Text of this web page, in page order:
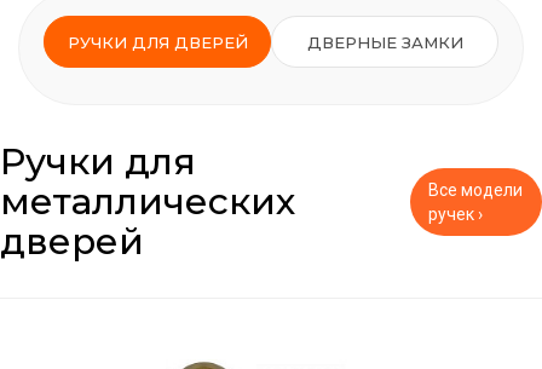
РУЧКИ ДЛЯ ДВЕРЕЙ ДВЕРНЫЕ ЗАМКИ
Ручки для
металлических
дверей
Все модели
ручек ›